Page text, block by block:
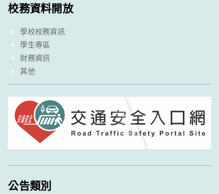
校務資料開放
學校校務資訊
學生專區
財務資訊
其他
公告類別